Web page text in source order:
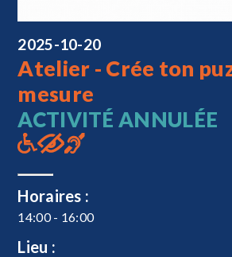
2025-10-20
Atelier - Crée ton
mesure
ACTIVITÉ ANNULÉE
Horaires :
14:00 - 16:00
Lieu :